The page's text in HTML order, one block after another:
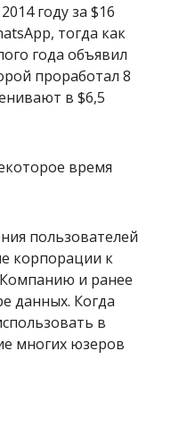
году за $16
тогда как
года объявил
проработал 8
в $6,5
время
пользователей
корпорации к
и ранее
данных. Когда
в
многих юзеров